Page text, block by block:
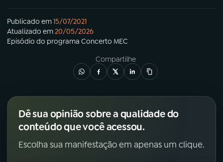
Publicado em15/07/2021
Atualizado em20/05/2026
Episódio do programa Concerto MEC
Compartilhe
Dê sua opinião sobre a qualidade do
conteúdo que você acessou.
Escolha sua manifestação em apenas um clique.